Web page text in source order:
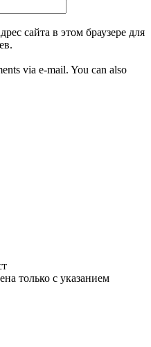
сайта в этом браузере для
via e-mail. You can also
только с указанием